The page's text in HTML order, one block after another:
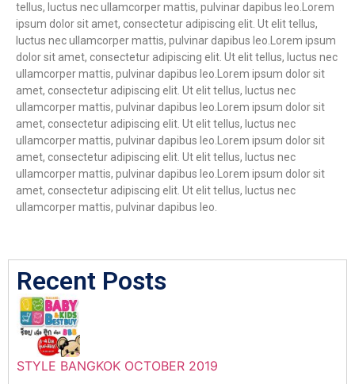
tellus, luctus nec ullamcorper mattis, pulvinar dapibus leo.Lorem
ipsum dolor sit amet, consectetur adipiscing elit. Ut elit tellus,
luctus nec ullamcorper mattis, pulvinar dapibus leo.Lorem ipsum
dolor sit amet, consectetur adipiscing elit. Ut elit tellus, luctus nec
ullamcorper mattis, pulvinar dapibus leo.Lorem ipsum dolor sit
amet, consectetur adipiscing elit. Ut elit tellus, luctus nec
ullamcorper mattis, pulvinar dapibus leo.Lorem ipsum dolor sit
amet, consectetur adipiscing elit. Ut elit tellus, luctus nec
ullamcorper mattis, pulvinar dapibus leo.Lorem ipsum dolor sit
amet, consectetur adipiscing elit. Ut elit tellus, luctus nec
ullamcorper mattis, pulvinar dapibus leo.Lorem ipsum dolor sit
amet, consectetur adipiscing elit. Ut elit tellus, luctus nec
ullamcorper mattis, pulvinar dapibus leo.
Recent Posts
STYLE BANGKOK OCTOBER 2019